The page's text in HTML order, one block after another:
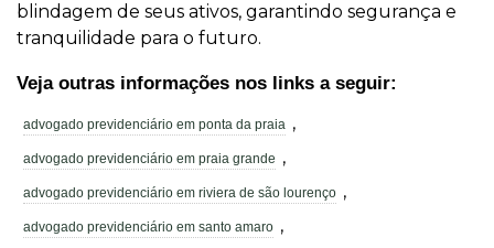
blindagem de seus ativos, garantindo segurança e
tranquilidade para o futuro.
Veja outras informações nos links a seguir:
advogado previdenciário em ponta da praia ,
advogado previdenciário em praia grande ,
advogado previdenciário em riviera de são lourenço ,
advogado previdenciário em santo amaro ,